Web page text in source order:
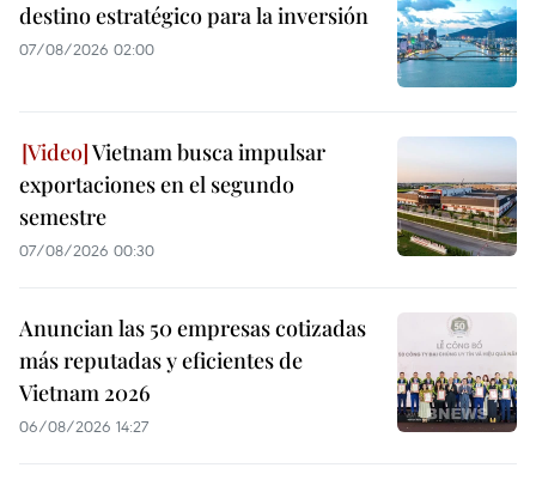
destino estratégico para la inversión
07/08/2026 02:00
Vietnam busca impulsar
exportaciones en el segundo
semestre
07/08/2026 00:30
Anuncian las 50 empresas cotizadas
más reputadas y eficientes de
Vietnam 2026
06/08/2026 14:27